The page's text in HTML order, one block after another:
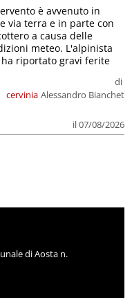
cervinia
di
Alessandro Bianchet
il 07/08/2026
è avvenuto in
via terra e in parte con
a causa delle
meteo. L'alpinista
riportato gravi ferite
di Aosta n.